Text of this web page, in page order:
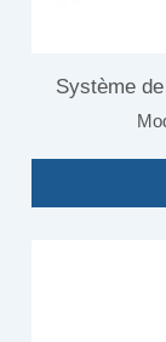
Système